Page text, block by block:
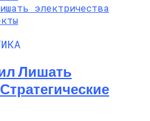
Лишать